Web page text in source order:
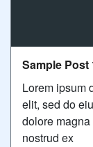
Sample Post
Lorem ipsum
elit, sed do
dolore
nostrud ex